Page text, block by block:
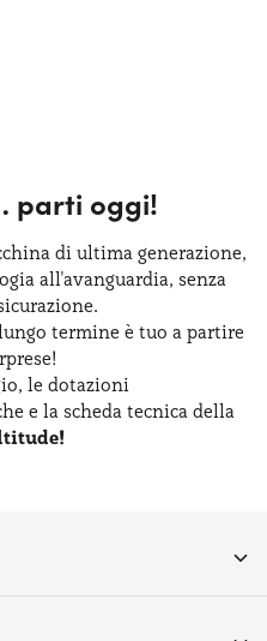
parti oggi!
di ultima generazione,
all'avanguardia, senza
.
termine è tuo a partire
, le dotazioni
e la scheda tecnica della